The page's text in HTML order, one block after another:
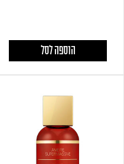
הוספה לסל